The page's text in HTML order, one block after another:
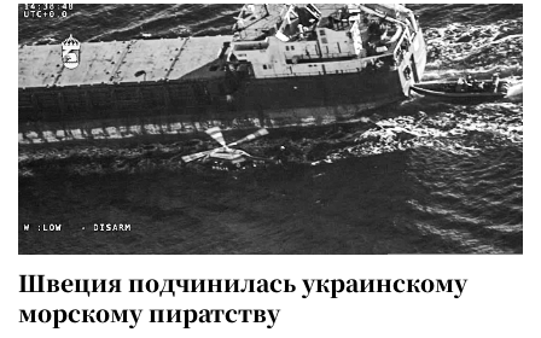
Швеция подчинилась украинскому
морскому пиратству